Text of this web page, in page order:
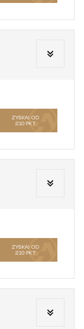
ZYSKAJ OD
210 PKT
ZYSKAJ OD
210 PKT